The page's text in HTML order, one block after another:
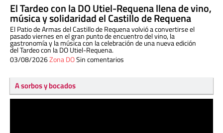
El Tardeo con la DO Utiel-Requena llena de vino,
música y solidaridad el Castillo de Requena
El Patio de Armas del Castillo de Requena volvió a convertirse el
pasado viernes en el gran punto de encuentro del vino, la
gastronomía y la música con la celebración de una nueva edición
del Tardeo con la DO Utiel-Requena.
03/08/2026Zona DOSin comentarios
A sorbos y bocados